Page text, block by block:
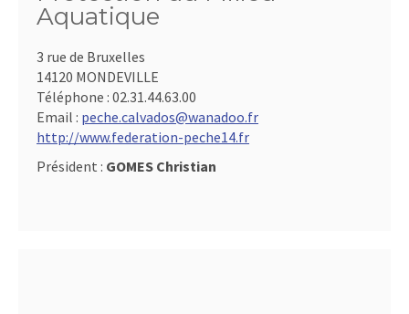
Aquatique
3 rue de Bruxelles
14120 MONDEVILLE
Téléphone : 02.31.44.63.00
Email : peche.calvados@wanadoo.fr
http://www.federation-peche14.fr
Président : GOMES Christian